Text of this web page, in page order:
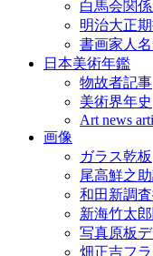
白馬会関
明治大正
書画家人
日本美術年鑑
物故者記事
美術界年史
Art news
画像
ガラス乾板
尾高鮮之
和田新調
新海竹太
写真原板
畑正吉フ